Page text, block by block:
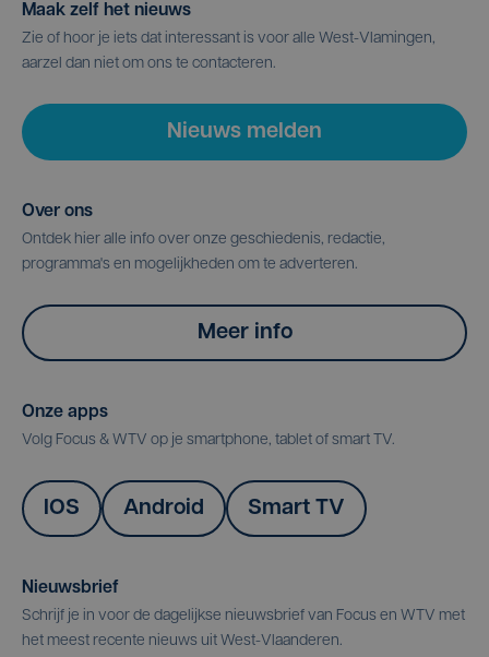
Maak zelf het nieuws
Zie of hoor je iets dat interessant is voor alle West-Vlamingen,
aarzel dan niet om ons te contacteren.
Nieuws melden
Over ons
Ontdek hier alle info over onze geschiedenis, redactie,
programma's en mogelijkheden om te adverteren.
Meer info
Onze apps
Volg Focus & WTV op je smartphone, tablet of smart TV.
IOS Android Smart TV
Nieuwsbrief
Schrijf je in voor de dagelijkse nieuwsbrief van Focus en WTV met
het meest recente nieuws uit West-Vlaanderen.